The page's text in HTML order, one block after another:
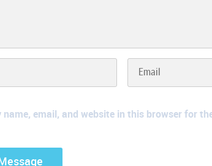
name, email, and website in this browser for